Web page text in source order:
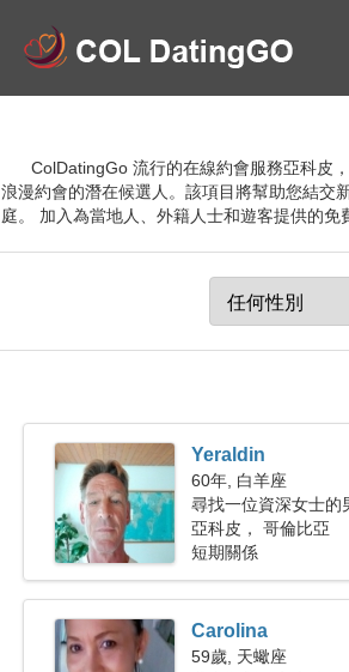
ColDatingGo 流行的在線約會服務亞科皮
浪漫約會的潛在候選人。該項目將幫助您結交
庭。 加入為當地人、外籍人士和遊客提供的免
Yeraldin
60年, 白羊座
尋找一位資深女士的
亞科皮， 哥倫比亞
短期關係
Carolina
59歲, 天蠍座